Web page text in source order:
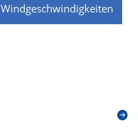
Windgeschwindigkeiten